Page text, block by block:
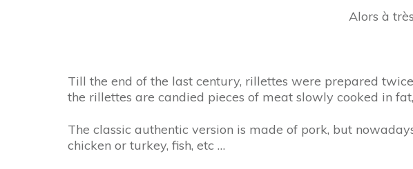
Alors à
Till the end of the last century, rillettes were prepared
the rillettes are candied pieces of meat slowly cooked in
The classic authentic version is made of pork, but
chicken or turkey, fish, etc …